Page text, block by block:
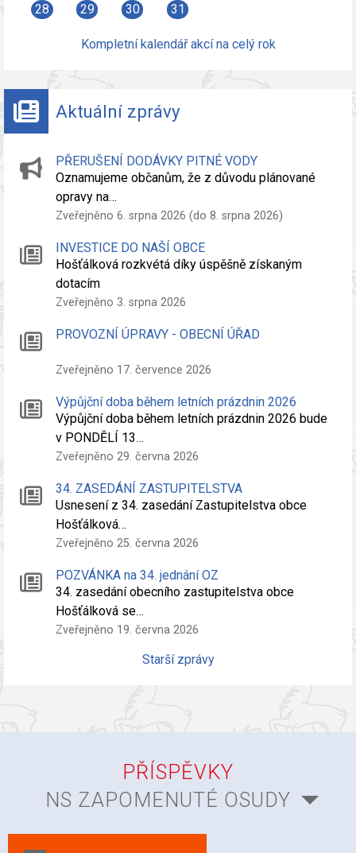
28
29 30 31
Kompletní kalendář akcí na celý rok
Aktuální zprávy
PŘERUŠENÍ DODÁVKY PITNÉ VODY
Oznamujeme občanům, že z důvodu plánované
opravy na…
Zveřejněno 6. srpna 2026 (do 8. srpna 2026)
INVESTICE DO NAŠÍ OBCE
Hošťálková rozkvétá díky úspěšně získaným
dotacím
Zveřejněno 3. srpna 2026
PROVOZNÍ ÚPRAVY - OBECNÍ ÚŘAD
Zveřejněno 17. července 2026
Výpůjční doba během letních prázdnin 2026
Výpůjční doba během letních prázdnin 2026 bude
v PONDĚLÍ 13…
Zveřejněno 29. června 2026
34. ZASEDÁNÍ ZASTUPITELSTVA
Usnesení z 34. zasedání Zastupitelstva obce
Hošťálková…
Zveřejněno 25. června 2026
POZVÁNKA na 34. jednání OZ
34. zasedání obecního zastupitelstva obce
Hošťálková se…
Zveřejněno 19. června 2026
Starší zprávy
PŘÍSPĚVKY
NS ZAPOMENUTÉ OSUDY